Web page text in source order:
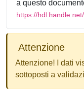
a questo
https://
Attenzione
Attenzione! I dati
sottoposti a